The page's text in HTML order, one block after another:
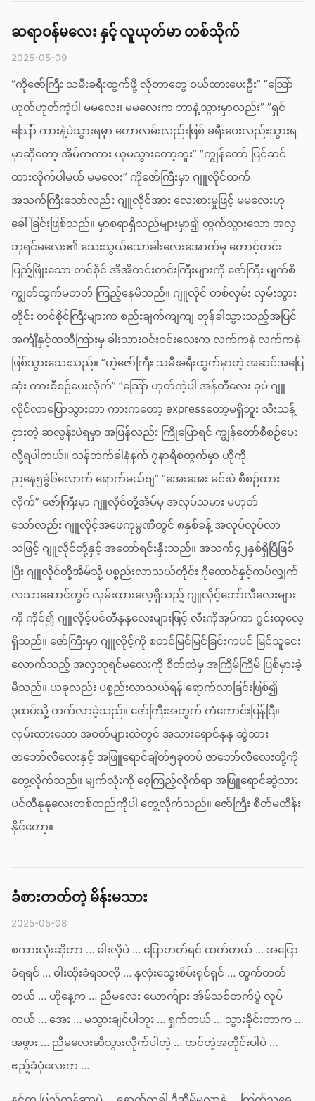
ဆရာဝန်မလေး နှင့် လူယုတ်မာ တစ်သိုက်
2025-05-09
“ကိုဇော်ကြီး သမီးခရီးထွက်ဖို့ လိုတာတွေ ဝယ်ထားပေးဦး” ”သြော်
ဟုတ်ဟုတ်ကဲ့ပါ မမလေး၊ မမလေးက ဘာနဲ့သွားမှာလည်း” ”ရှင်
သြော် ကားနဲ့ပဲသွားရမှာ တောလမ်းလည်းဖြစ် ခရီးဝေးလည်းသွားရ
မှာဆိုတော့ အိမ်ကကား ယူမသွားတော့ဘူး” “ကျွန်တော် ပြင်ဆင်
ထားလိုက်ပါမယ် မမလေး” ကိုဇော်ကြီးမှာ ဂျူလိုင်ထက်
အသက်ကြီးသော်လည်း ဂျူလိုင်အား လေးစားမှုဖြင့် မမလေးဟု
ခေါ်ခြင်းဖြစ်သည်။ မှာစရာရှိသည်များမှာ၍ ထွက်သွားသော အလှ
ဘုရင်မလေး၏ သေးသွယ်သောခါးလေးအောက်မှ တောင့်တင်း
ပြည့်ဖြိုးသော တင်စိုင် အိအိတင်းတင်းကြီးများကို ဇော်ကြီး မျက်စိ
ကျွတ်ထွက်မတတ် ကြည့်နေမိသည်။ ဂျူလိုင် တစ်လှမ်း လှမ်းသွား
တိုင်း တင်စိုင်ကြီးများက စည်းချက်ကျကျ တုန်ခါသွားသည့်အပြင်
အင်္ကျီနှင့်ထဘီကြားမှ ခါးသားဝင်းဝင်းလေးက လက်ကနဲ လက်ကနဲ
ဖြစ်သွားသေးသည်။ ”ဟဲ့ဇော်ကြီး သမီးခရီးထွက်မှာတဲ့ အဆင်အပြေ
ဆုံး ကားစီစဉ်ပေးလိုက်” ”သြော် ဟုတ်ကဲ့ပါ အန်တီလေး ခုပဲ ဂျူ
လိုင်လာပြောသွားတာ ကားကတော့ expressတော့မရှိဘူး သီးသန့်
ငှားတဲ့ ဆလွန်းပဲရမှာ အပြန်လည်း ကြိုပြောရင် ကျွန်တော်စီစဉ်ပေး
လို့ရပါတယ်။ သန်ဘက်ခါနံနက် ၇နာရီစထွက်မှာ ဟိုကို
ညနေ၅ခွဲ၆လောက် ရောက်မယ်ဗျ” ”အေးအေး မင်းပဲ စီစဉ်ထား
လိုက်” ဇော်ကြီးမှာ ဂျူလိုင်တို့အိမ်မှ အလုပ်သမား မဟုတ်
သော်လည်း ဂျူလိုင့်အဖေကုမ္ပဏီတွင် ၈နှစ်ခန့် အလုပ်လုပ်လာ
သဖြင့် ဂျူလိုင်တို့နှင့် အတော်ရင်းနှီးသည်။ အသက်၄၂နှစ်ရှိပြီဖြစ်
ပြီး ဂျူလိုင်တို့အိမ်သို့ ပစ္စည်းလာသယ်တိုင်း ဂိုထောင်နှင့်ကပ်လျှက်
လသာဆောင်တွင် လှမ်းထားလေ့ရှိသည့် ဂျူလိုင့်ဘော်လီလေးများ
ကို ကိုင်၍ ဂျူလိုင့်ပင်တီနုနုလေးများဖြင့် လီးကိုအုပ်ကာ ဂွင်းထုလေ့
ရှိသည်။ ဇော်ကြီးမှာ ဂျူလိုင့်ကို စတင်မြင်မြင်ခြင်းကပင် မြင်သူငေး
လောက်သည့် အလှဘုရင်မလေးကို စိတ်ထဲမှ အကြိမ်ကြိမ် ပြစ်မှားခဲ့
မိသည်။ ယခုလည်း ပစ္စည်းလာသယ်ရန် ရောက်လာခြင်းဖြစ်၍
၃ထပ်သို့ တက်လာခဲ့သည်။ ဇော်ကြီးအတွက် ကံကောင်းပြန်ပြီ။
လှမ်းထားသော အဝတ်များထဲတွင် အသားရောင်နုနု ဆွဲသား
ဇာဘော်လီလေးနှင့် အဖြူရောင်ချိတ်၅ခုတပ် ဇာဘော်လီလေးတို့ကို
တွေ့လိုက်သည်။ မျက်လုံးကို ဝေ့ကြည့်လိုက်ရာ အဖြူရောင်ဆွဲသား
ပင်တီနုနုလေးတစ်ထည်ကိုပါ တွေ့လိုက်သည်။ ဇော်ကြီး စိတ်မထိန်း
နိုင်တော့။
ခံစားတတ်တဲ့ မိန်းမသား
2025-05-08
စကားလုံးဆိုတာ … ဓါးလိုပဲ … ပြောတတ်ရင် ထက်တယ် … အပြော
ခံရရင် … ဓါးထိုးခံရသလို … နှလုံးသွေးစိမ်းရှင်ရှင် … ထွက်တတ်
တယ် … ဟိုနေ့က … ညီမလေး ယောက်ျား အိမ်သစ်တက်ပွဲ လုပ်
တယ် … အေး … မသွားချင်ပါဘူး … ရှက်တယ် … သွားခိုင်းတာက …
အဖွား … ညီမလေးဆီသွားလိုက်ပါတဲ့ … ထင်တဲ့အတိုင်းပါပဲ …
ဧည့်ခံပုံလေးက …